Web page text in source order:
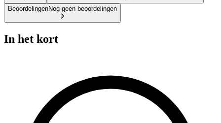
BeoordelingenNog geen beoordelingen
In het kort